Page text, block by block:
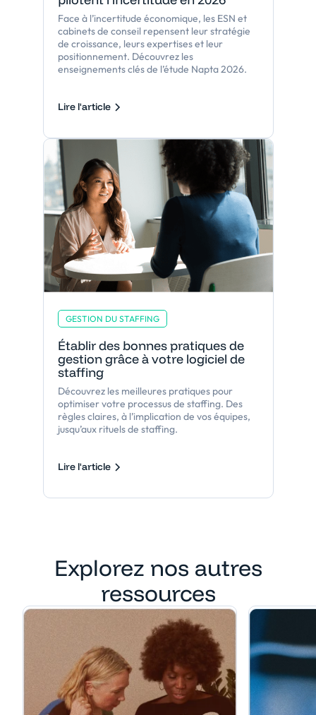
Face à l’incertitude économique, les ESN et
cabinets de conseil repensent leur stratégie
de croissance, leurs expertises et leur
positionnement. Découvrez les
enseignements clés de l’étude Napta 2026.
Lire l'article
GESTION DU STAFFING
Établir des bonnes pratiques de
gestion grâce à votre logiciel de
staffing
Découvrez les meilleures pratiques pour
optimiser votre processus de staffing. Des
règles claires, à l’implication de vos équipes,
jusqu’aux rituels de staffing.
Lire l'article
Explorez nos autres
ressources